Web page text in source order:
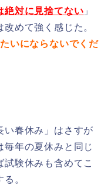
絶対に見捨てない 」
改めて強く感じた。
いにならないでくだ
い春休み」はさすが
毎年の夏休みと同じ
試験休みも含めてこ
。